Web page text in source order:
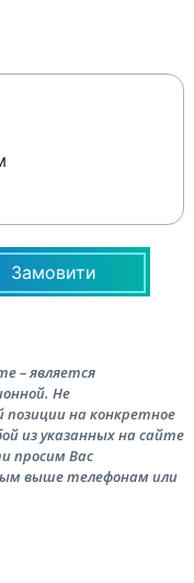
Замовити
– является
Не
на конкретное
из указанных на сайте
просим Вас
выше телефонам или